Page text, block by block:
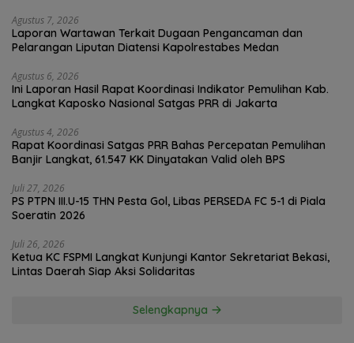
Agustus 7, 2026
Laporan Wartawan Terkait Dugaan Pengancaman dan
Pelarangan Liputan Diatensi Kapolrestabes Medan
Agustus 6, 2026
Ini Laporan Hasil Rapat Koordinasi Indikator Pemulihan Kab.
Langkat Kaposko Nasional Satgas PRR di Jakarta
Agustus 4, 2026
Rapat Koordinasi Satgas PRR Bahas Percepatan Pemulihan
Banjir Langkat, 61.547 KK Dinyatakan Valid oleh BPS
Juli 27, 2026
PS PTPN III.U-15 THN Pesta Gol, Libas PERSEDA FC 5-1 di Piala
Soeratin 2026
Juli 26, 2026
Ketua KC FSPMI Langkat Kunjungi Kantor Sekretariat Bekasi,
Lintas Daerah Siap Aksi Solidaritas
Selengkapnya